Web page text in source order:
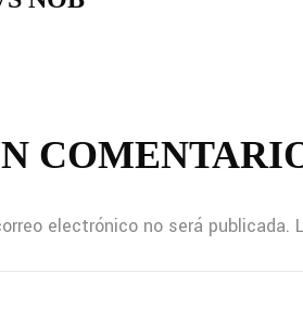
electrónico no será publicada.